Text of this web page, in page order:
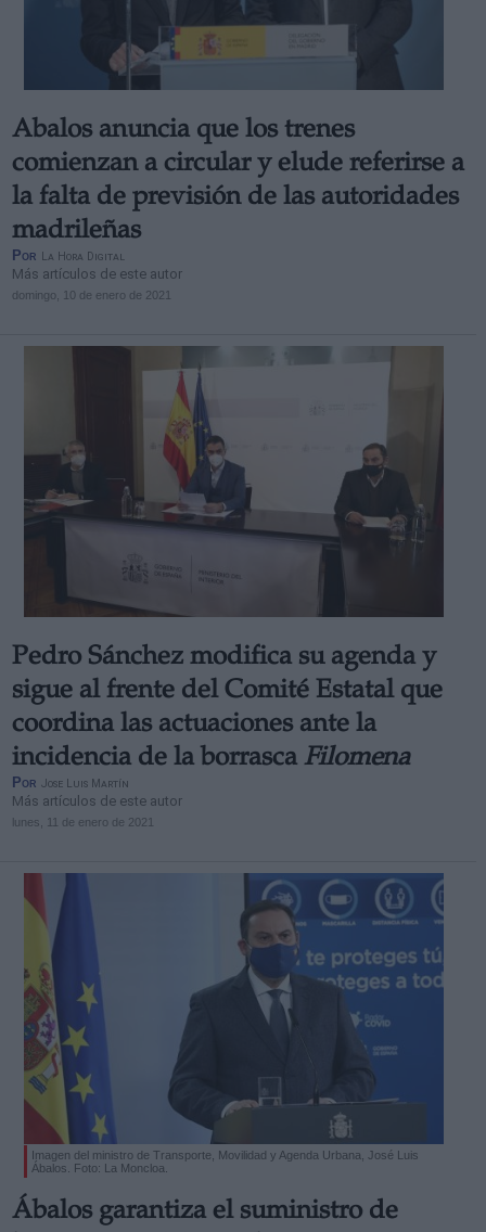
Abalos anuncia que los trenes
comienzan a circular y elude referirse a
la falta de previsión de las autoridades
madrileñas
Por La Hora Digital
Más artículos de este autor
domingo, 10 de enero de 2021
Pedro Sánchez modifica su agenda y
sigue al frente del Comité Estatal que
coordina las actuaciones ante la
incidencia de la borrasca Filomena
Por Jose Luis Martín
Más artículos de este autor
lunes, 11 de enero de 2021
Imagen del ministro de Transporte, Movilidad y Agenda Urbana, José Luis
Ábalos. Foto: La Moncloa.
Ábalos garantiza el suministro de